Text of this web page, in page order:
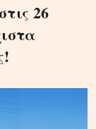
26